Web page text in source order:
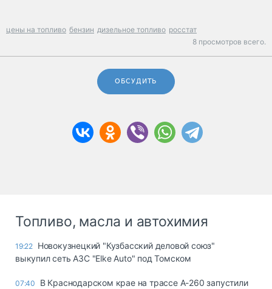
цены на топливо бензин дизельное топливо росстат
8 просмотров всего.
ОБСУДИТЬ
Топливо, масла и автохимия
19:22 Новокузнецкий "Кузбасский деловой союз"
выкупил сеть АЗС "Elke Auto" под Томском
07:40
В Краснодарском крае на трассе А-260 запустили